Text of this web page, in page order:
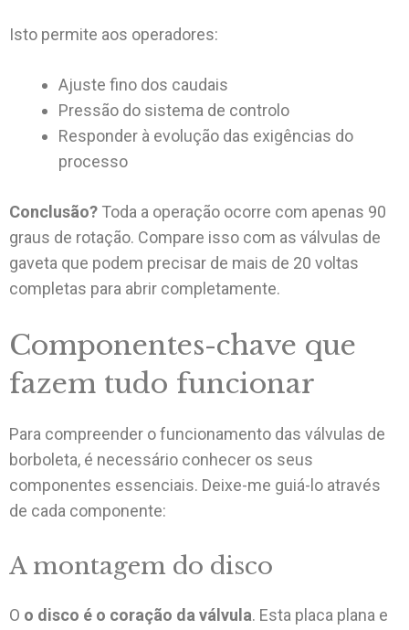
Isto permite aos operadores:
Ajuste fino dos caudais
Pressão do sistema de controlo
Responder à evolução das exigências do
processo
Conclusão? Toda a operação ocorre com apenas 90
graus de rotação. Compare isso com as válvulas de
gaveta que podem precisar de mais de 20 voltas
completas para abrir completamente.
Componentes-chave que
fazem tudo funcionar
Para compreender o funcionamento das válvulas de
borboleta, é necessário conhecer os seus
componentes essenciais. Deixe-me guiá-lo através
de cada componente:
A montagem do disco
O o disco é o coração da válvula. Esta placa plana e